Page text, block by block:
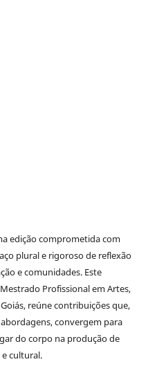
edição comprometida com
plural e rigoroso de reflexão
e comunidades. Este
Profissional em Artes,
reúne contribuições que,
convergem para
do corpo na produção de
cultural.